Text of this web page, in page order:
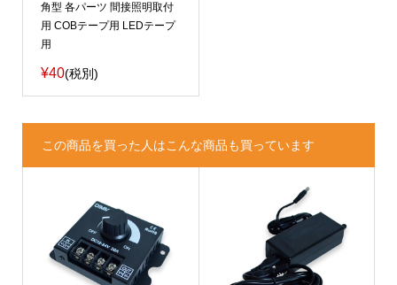
角型 各パーツ 間接照明取付
用 COBテープ用 LEDテープ
用
¥40(税別)
この商品を買った人はこんな商品も買っています